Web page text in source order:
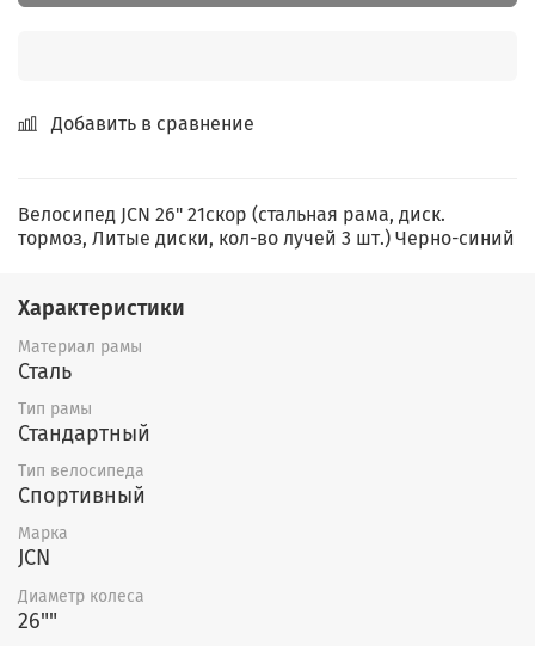
Добавить в сравнение
Велосипед JCN 26" 21скор (стальная рама, диск.
тормоз, Литые диски, кол-во лучей 3 шт.) Черно-синий
Характеристики
Материал рамы
Сталь
Тип рамы
Стандартный
Тип велосипеда
Спортивный
Марка
JCN
Диаметр колеса
26""